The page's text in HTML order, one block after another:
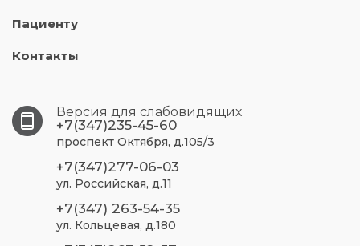
Пациенту
Контакты
Версия для слабовидящих
+7(347)235-45-60
проспект Октября, д.105/3
+7(347)277-06-03
ул. Российская, д.11
+7(347) 263-54-35
ул. Кольцевая, д.180